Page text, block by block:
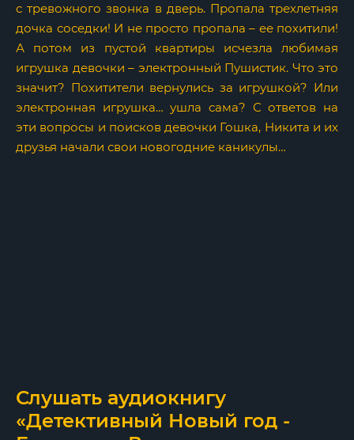
с тревожного звонка в дверь. Пропала трехлетняя
дочка соседки! И не просто пропала – ее похитили!
А потом из пустой квартиры исчезла любимая
игрушка девочки – электронный Пушистик. Что это
значит? Похитители вернулись за игрушкой? Или
электронная игрушка… ушла сама? С ответов на
эти вопросы и поисков девочки Гошка, Никита и их
друзья начали свои новогодние каникулы…
Слушать аудиокнигу
«Детективный Новый год -